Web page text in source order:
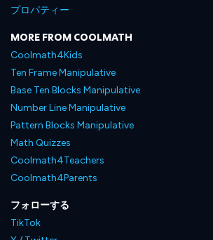
プロパティー
MORE FROM COOLMATH
Coolmath4Kids
Ten Frame Manipulative
Base Ten Blocks Manipulative
Number Line Manipulative
Pattern Blocks Manipulative
Math Quizzes
Coolmath4Teachers
Coolmath4Parents
フォローする
TikTok